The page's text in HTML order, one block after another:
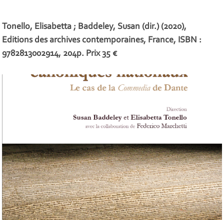
Tonello, Elisabetta ; Baddeley, Susan (dir.) (2020),
Editions des archives contemporaines, France, ISBN :
9782813002914, 204p. Prix 35 €